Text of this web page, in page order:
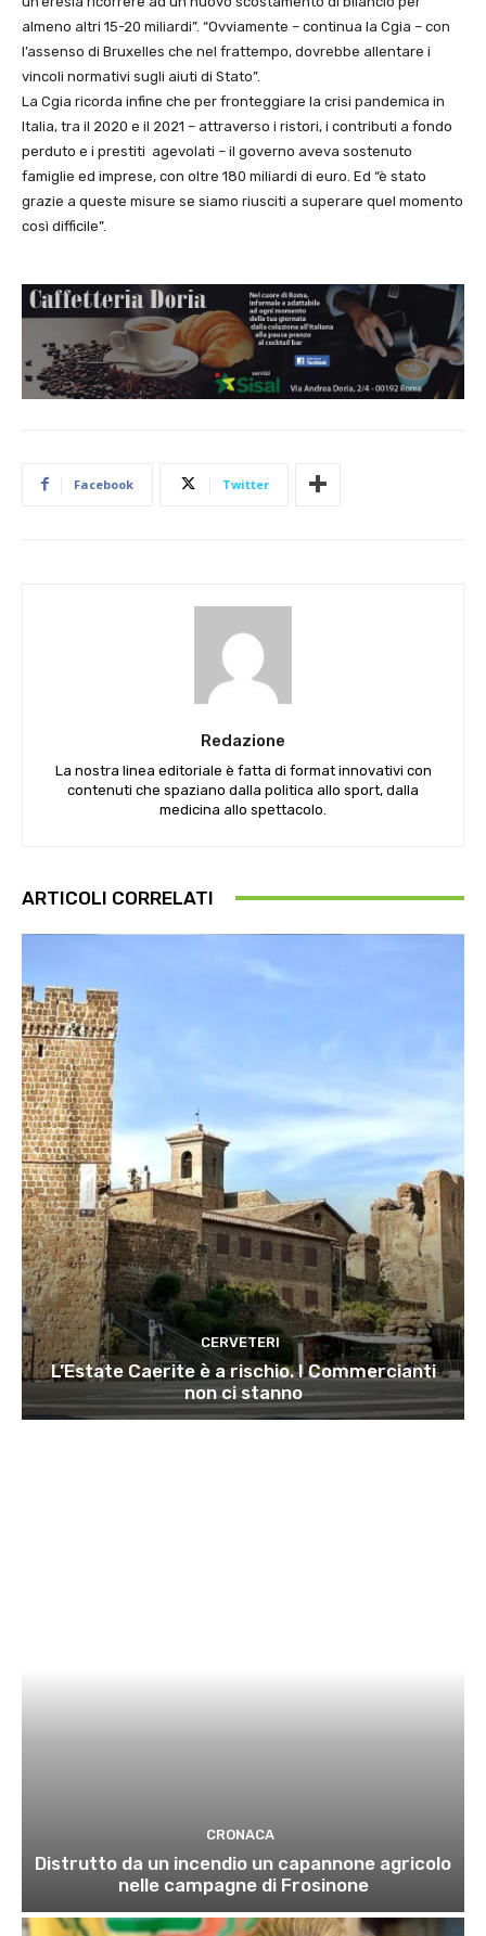
almeno altri 15-20 miliardi”. “Ovviamente – continua la Cgia – con
l’assenso di Bruxelles che nel frattempo, dovrebbe allentare i
vincoli normativi sugli aiuti di Stato”.
La Cgia ricorda infine che per fronteggiare la crisi pandemica in
Italia, tra il 2020 e il 2021 – attraverso i ristori, i contributi a fondo
perduto e i prestiti agevolati – il governo aveva sostenuto
famiglie ed imprese, con oltre 180 miliardi di euro. Ed “è stato
grazie a queste misure se siamo riusciti a superare quel momento
così difficile”.
Facebook Twitter
Redazione
La nostra linea editoriale è fatta di format innovativi con
contenuti che spaziano dalla politica allo sport, dalla
medicina allo spettacolo.
ARTICOLI CORRELATI
CERVETERI
L’Estate Caerite è a rischio. I Commercianti
non ci stanno
CRONACA
Distrutto da un incendio un capannone agricolo
nelle campagne di Frosinone